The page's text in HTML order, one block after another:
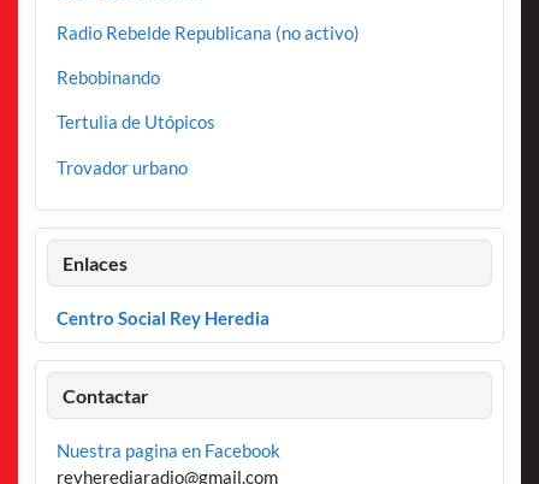
Radio Rebelde Republicana (no activo)
Rebobinando
Tertulia de Utópicos
Trovador urbano
Enlaces
Centro Social Rey Heredia
Contactar
Nuestra pagina en Facebook
reyherediaradio@gmail.com